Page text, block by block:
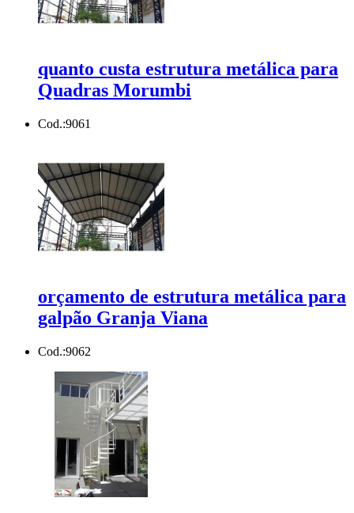
quanto custa estrutura metálica para
Quadras Morumbi
Cod.:9061
orçamento de estrutura metálica para
galpão Granja Viana
Cod.:9062